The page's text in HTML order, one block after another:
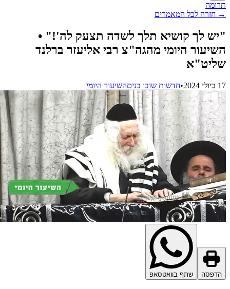
חזרה לכל המאמרים
לך קושיא תלך לשדה תצעק לה'!" •
היומי מהגה"צ רבי אליעזר ברלנד
•חדשות שובו בניםהשיעור היומי
שתף בוואטסאפ